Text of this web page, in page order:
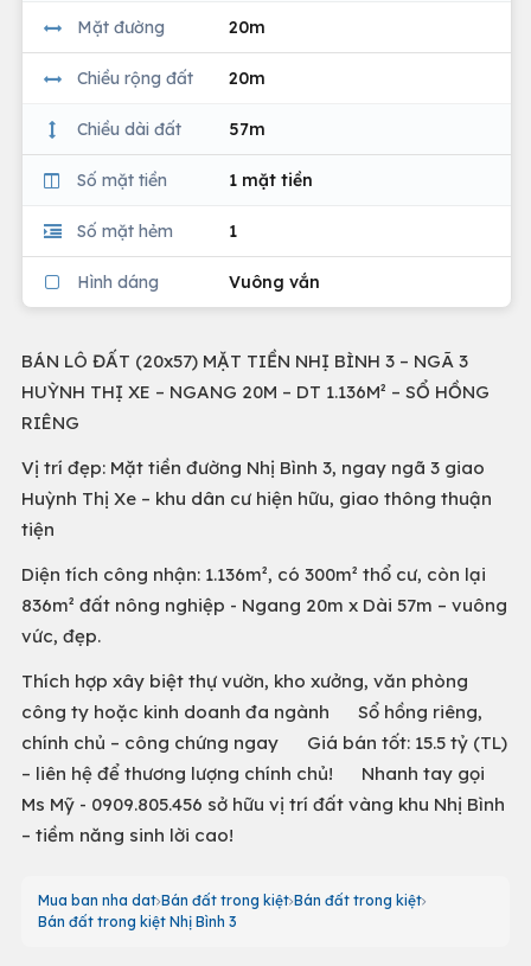
Mặt đường 20m
Chiều rộng đất 20m
Chiều dài đất 57m
Số mặt tiền 1 mặt tiền
Số mặt hẻm 1
Hình dáng Vuông vắn
BÁN LÔ ĐẤT (20x57) MẶT TIỀN NHỊ BÌNH 3 – NGÃ 3
HUỲNH THỊ XE – NGANG 20M – DT 1.136M² – SỔ HỒNG
RIÊNG
Vị trí đẹp: Mặt tiền đường Nhị Bình 3, ngay ngã 3 giao
Huỳnh Thị Xe – khu dân cư hiện hữu, giao thông thuận
tiện
Diện tích công nhận: 1.136m², có 300m² thổ cư, còn lại
836m² đất nông nghiệp - Ngang 20m x Dài 57m – vuông
vức, đẹp.
Thích hợp xây biệt thự vườn, kho xưởng, văn phòng
công ty hoặc kinh doanh đa ngành Sổ hồng riêng,
chính chủ – công chứng ngay Giá bán tốt: 15.5 tỷ (TL)
– liên hệ để thương lượng chính chủ! Nhanh tay gọi
Ms Mỹ - 0909.805.456 sở hữu vị trí đất vàng khu Nhị Bình
– tiềm năng sinh lời cao!
Mua ban nha dat Bán đất trong kiệt Bán đất trong kiệt
Bán đất trong kiệt Nhị Bình 3